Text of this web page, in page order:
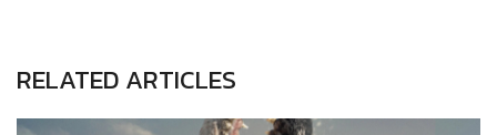
RELATED ARTICLES